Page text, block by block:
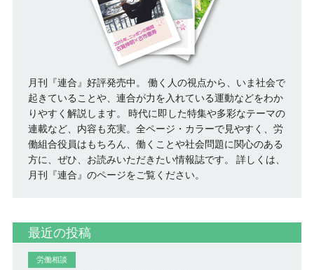
月刊『連合』好評発売中。 働く人の視点から、いま社会で
起きていることや、連合が力を入れている運動などをわか
りやすく解説します。 時代に即した特集や多彩なテーマの
連載など、内容も充実。全ページ・カラーで見やすく、労
働組合役員はもちろん、働くことや社会問題に関心のある
方に、ぜひ、お読みいただきたい情報誌です。 詳しくは、
月刊『連合』のページをご覧ください。
最近の投稿
労働相談